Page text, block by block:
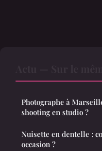
Photographe à
shooting en studio ?
Nuisette en dentelle :
occasion ?